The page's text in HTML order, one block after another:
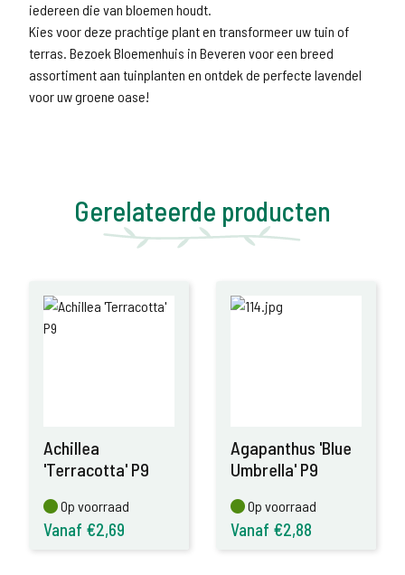
iedereen die van bloemen houdt.
Kies voor deze prachtige plant en transformeer uw tuin of
terras. Bezoek Bloemenhuis in Beveren voor een breed
assortiment aan tuinplanten en ontdek de perfecte lavendel
voor uw groene oase!
Gerelateerde producten
Achillea
'Terracotta' P9
Op voorraad
Op voorraad
Vanaf €2,69
Agapanthus 'Blue
Umbrella' P9
Op voorraad
Op voorraad
Vanaf €2,88